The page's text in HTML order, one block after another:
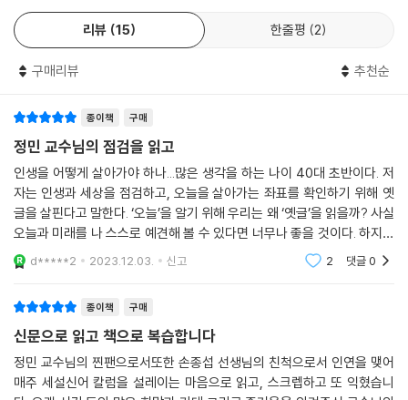
물을 알아보는 감식안까지 포함된다. 공약이 난무하고 청사진이 황홀한 시
절이다. 화려한 말의 잔치 속에서 본질을 꿰뚫어 핵심을 잡기가 쉽지 않으
머 먼 곳까지 내다보는 안목의 중요성을 이야기한다. 당장 보이는 것, 주어
동을 절로 삼가게 된다.
성대함은 쇠퇴의 조짐이다. 복은 재앙의 바탕이다. 쇠함이 없으려거든 큰
성대함에 처하지 말라. 재앙이 없으려거든 큰 복을 구하지 말라.
盛者衰之候, 福者禍之本. 欲無衰, 無處極盛. 欲無禍, 無求大福.
_성대중(成大中), 『청성잡기(靑城雜記)』중에서
의심스러운 것을 솎아내고, 실(實)답게 살기 위해 저자는 부지런히 ‘공
부’할 것을 권유한다. 지금 부지런히 공부하지 않으면 세월은 쏜살같이 지
나가고, 한번 놓친 세월은 뒤쫓기 어렵다. 슬기구멍이 활짝 열려 있을 때,
책에 뛰어들어야 한다. 성현의 말씀을 따지고 가려 깊이 새기는 것이 좋다.
일생에 책 읽을 날은 너무도 짧다. 늦었다 한탄 말고 당장 한적한 곳에 자리
잡아 독서해야 한다. 이 핑계 저 핑계 대지 않고 몰두할 때에야, 얕은 데에
리뷰 15 한줄평 2
구매리뷰 추천순
종이책 구매
정민 교수님의 점검을 읽고
인생을 어떻게 살아가야 하나...많은 생각을 하는 나이 40대 초반이다. 저
자는 인생과 세상을 점검하고, 오늘을 살아가는 좌표를 확인하기 위해 옛
글을 살핀다고 말한다. ‘오늘’을 알기 위해 우리는 왜 ‘옛글’을 읽을까? 사실
오늘과 미래를 나 스스로 예견해 볼 수 있다면 너무나 좋을 것이다. 하지만
현실적으로 그것은 어렵다. 우리는 불과 5분 뒤에 어떤 일이 일어날지도 1
00%
d*****2 2023.12.03. 신고 2 댓글0
종이책 구매
신문으로 읽고 책으로 복습합니다
정민 교수님의 찐팬으로서또한 손종섭 선생님의 친척으로서 인연을 맺어
매주 세설신어 칼럼을 설레이는 마음으로 읽고, 스크렙하고 또 익혔습니